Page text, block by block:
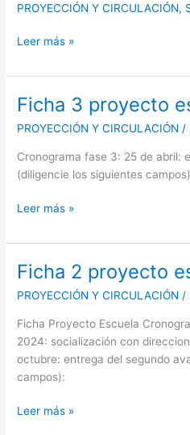
PROYECCIÓN Y CIRCULACIÓN,
territorios
Leer más »
Ficha 3 proyecto
PROYECCIÓN Y CIRCULACIÓN /
Cronograma fase 3: 25 de abril:
(diligencie los siguientes
Ficha
proyecto
escuela
Leer más »
Ficha 2 proyecto
PROYECCIÓN Y CIRCULACIÓN /
Ficha Proyecto Escuela
2024: socialización con
octubre: entrega del segundo
campos):
Ficha
proyecto
escuela
Leer más »